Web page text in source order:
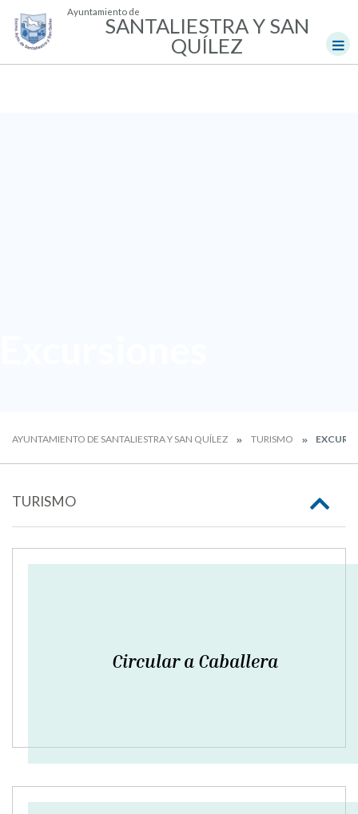
Ayuntamiento de
SANTALIESTRA Y SAN
QUÍLEZ
AYUNTAMIENTO DE SANTALIESTRA Y SAN QUÍLEZ TURISMO
TURISMO
Circular a Caballera